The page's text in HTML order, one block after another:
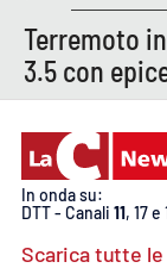
Ilreggino.it
Ilvibonese.it
Terremoto
3.5 con
In onda su:
DTT - Canali 11, 17 e
Scarica tutte